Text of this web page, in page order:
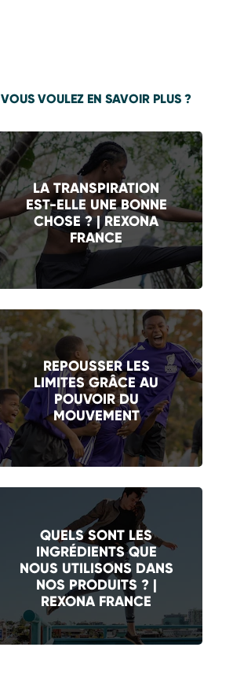
VOUS VOULEZ EN SAVOIR PLUS ?
LA TRANSPIRATION
EST-ELLE UNE BONNE
CHOSE ? | REXONA
FRANCE
REPOUSSER LES
LIMITES GRÂCE AU
POUVOIR DU
MOUVEMENT
QUELS SONT LES
INGRÉDIENTS QUE
NOUS UTILISONS DANS
NOS PRODUITS ? |
REXONA FRANCE